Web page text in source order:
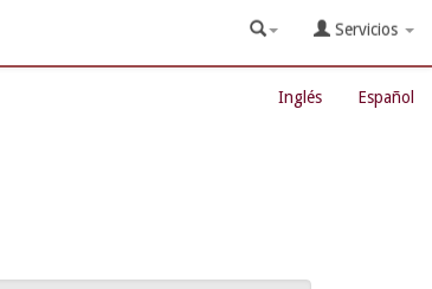
Servicios
Inglés Español